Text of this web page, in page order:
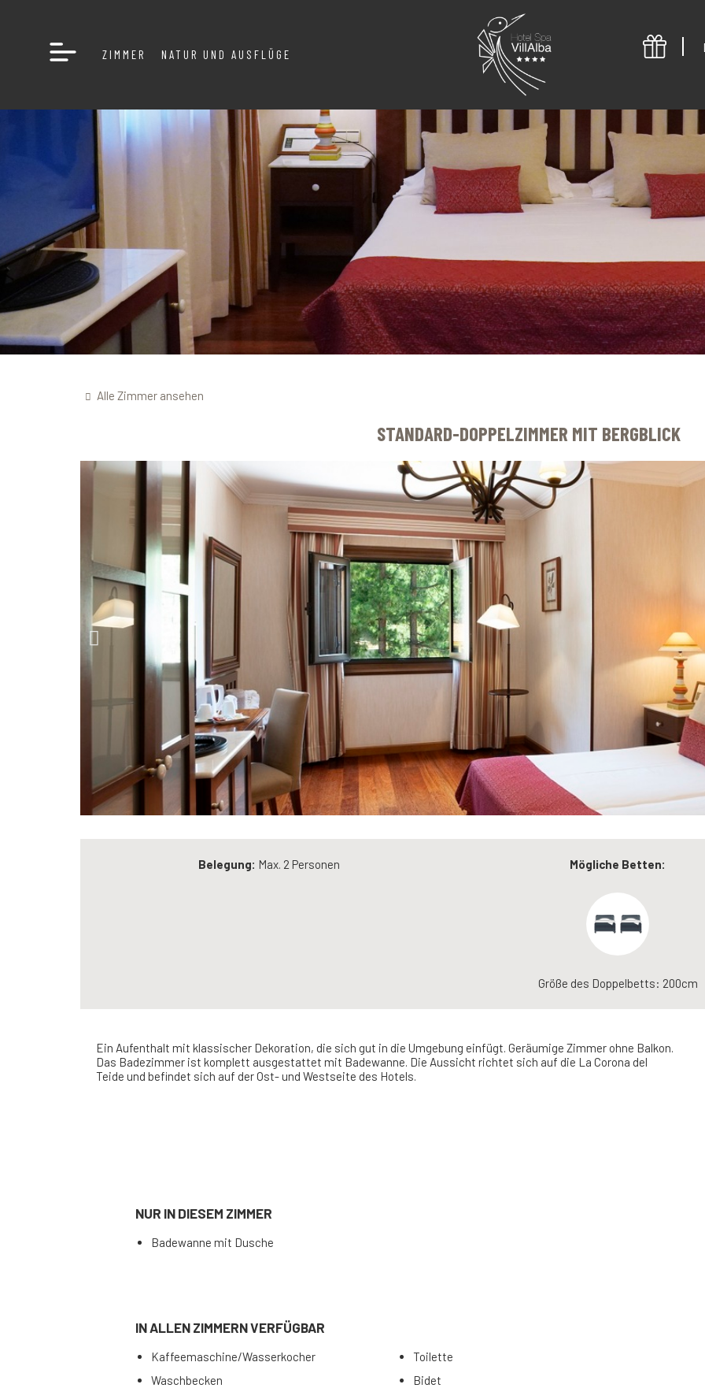
ZIMMER NATUR UND AUSFLÜGE
Alle Zimmer ansehen
STANDARD-DOPPELZIMMER MIT BERGBLICK
Belegung: Max. 2 Personen Mögliche Betten:
Größe des Doppelbetts: 200cm
Ein Aufenthalt mit klassischer Dekoration, die sich gut in die Umgebung einfügt. Geräumige Zimmer ohne Balkon.
Das Badezimmer ist komplett ausgestattet mit Badewanne. Die Aussicht richtet sich auf die La Corona del
Teide und befindet sich auf der Ost- und Westseite des Hotels.
NUR IN DIESEM ZIMMER
Badewanne mit Dusche
IN ALLEN ZIMMERN VERFÜGBAR
Kaffeemaschine/Wasserkocher
Waschbecken
Toilette
Bidet